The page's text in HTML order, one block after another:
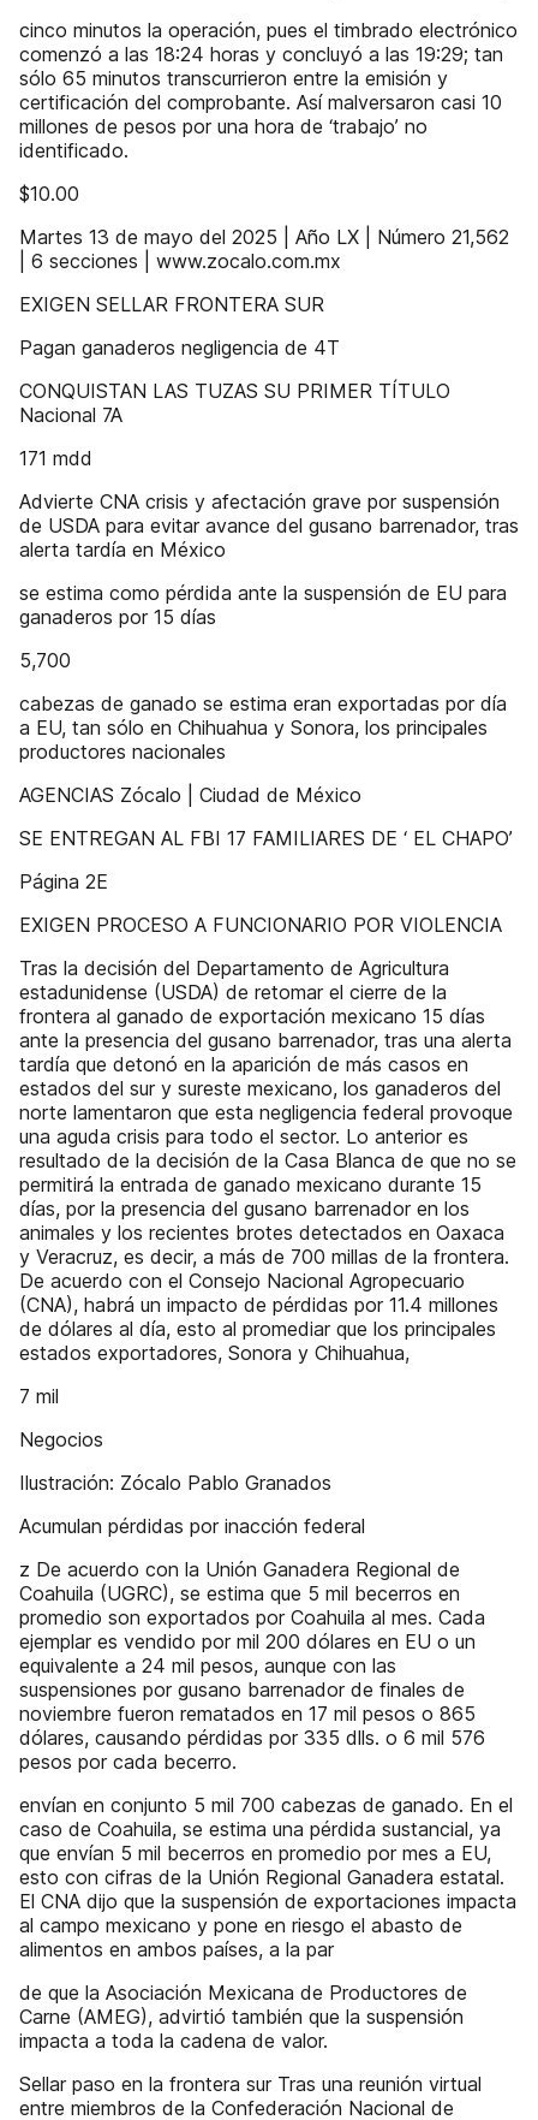
cinco minutos la operación, pues el timbrado electrónico
comenzó a las 18:24 horas y concluyó a las 19:29; tan
sólo 65 minutos transcurrieron entre la emisión y
certificación del comprobante. Así malversaron casi 10
millones de pesos por una hora de ‘trabajo’ no
identificado.
$10.00
Martes 13 de mayo del 2025 | Año LX | Número 21,562
| 6 secciones | www.zocalo.com.mx
EXIGEN SELLAR FRONTERA SUR
Pagan ganaderos negligencia de 4T
CONQUISTAN LAS TUZAS SU PRIMER TÍTULO
Nacional 7A
171 mdd
Advierte CNA crisis y afectación grave por suspensión
de USDA para evitar avance del gusano barrenador, tras
alerta tardía en México
se estima como pérdida ante la suspensión de EU para
ganaderos por 15 días
5,700
cabezas de ganado se estima eran exportadas por día
a EU, tan sólo en Chihuahua y Sonora, los principales
productores nacionales
AGENCIAS Zócalo | Ciudad de México
SE ENTREGAN AL FBI 17 FAMILIARES DE ‘ EL CHAPO’
Página 2E
EXIGEN PROCESO A FUNCIONARIO POR VIOLENCIA
Tras la decisión del Departamento de Agricultura
estadunidense (USDA) de retomar el cierre de la
frontera al ganado de exportación mexicano 15 días
ante la presencia del gusano barrenador, tras una alerta
tardía que detonó en la aparición de más casos en
estados del sur y sureste mexicano, los ganaderos del
norte lamentaron que esta negligencia federal provoque
una aguda crisis para todo el sector. Lo anterior es
resultado de la decisión de la Casa Blanca de que no se
permitirá la entrada de ganado mexicano durante 15
días, por la presencia del gusano barrenador en los
animales y los recientes brotes detectados en Oaxaca
y Veracruz, es decir, a más de 700 millas de la frontera.
De acuerdo con el Consejo Nacional Agropecuario
(CNA), habrá un impacto de pérdidas por 11.4 millones
de dólares al día, esto al promediar que los principales
estados exportadores, Sonora y Chihuahua,
7 mil
Negocios
Ilustración: Zócalo Pablo Granados
Acumulan pérdidas por inacción federal
z De acuerdo con la Unión Ganadera Regional de
Coahuila (UGRC), se estima que 5 mil becerros en
promedio son exportados por Coahuila al mes. Cada
ejemplar es vendido por mil 200 dólares en EU o un
equivalente a 24 mil pesos, aunque con las
suspensiones por gusano barrenador de finales de
noviembre fueron rematados en 17 mil pesos o 865
dólares, causando pérdidas por 335 dlls. o 6 mil 576
pesos por cada becerro.
envían en conjunto 5 mil 700 cabezas de ganado. En el
caso de Coahuila, se estima una pérdida sustancial, ya
que envían 5 mil becerros en promedio por mes a EU,
esto con cifras de la Unión Regional Ganadera estatal.
El CNA dijo que la suspensión de exportaciones impacta
al campo mexicano y pone en riesgo el abasto de
alimentos en ambos países, a la par
de que la Asociación Mexicana de Productores de
Carne (AMEG), advirtió también que la suspensión
impacta a toda la cadena de valor.
Sellar paso en la frontera sur Tras una reunión virtual
entre miembros de la Confederación Nacional de